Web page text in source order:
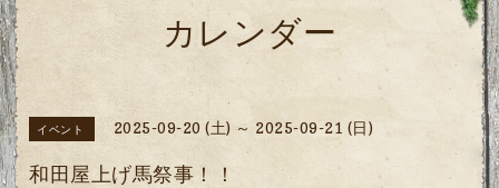
カレンダー
イベント 2025-09-20 (土) ～ 2025-09-21 (日)
和田屋上げ馬祭事！！